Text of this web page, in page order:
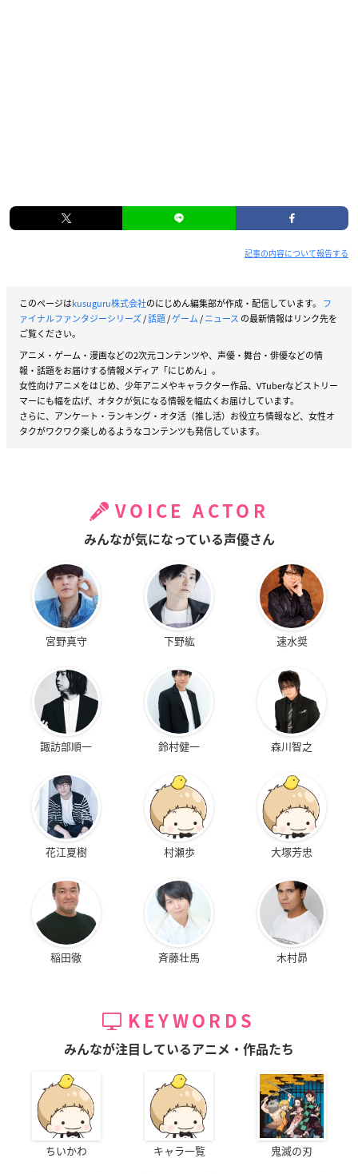
記事の内容について報告する
このページはkusuguru株式会社のにじめん編集部が作成・配信しています。 フ
ァイナルファンタジーシリーズ/話題/ゲーム/ニュース の最新情報はリンク先を
ご覧ください。
アニメ・ゲーム・漫画などの2次元コンテンツや、声優・舞台・俳優などの情
報・話題をお届けする情報メディア「にじめん」。
女性向けアニメをはじめ、少年アニメやキャラクター作品、VTuberなどストリー
マーにも幅を広げ、オタクが気になる情報を幅広くお届けしています。
さらに、アンケート・ランキング・オタ活（推し活）お役立ち情報など、女性オ
タクがワクワク楽しめるようなコンテンツも発信しています。
VOICE ACTOR
みんなが気になっている声優さん
宮野真守 下野紘 速水奨
諏訪部順一 鈴村健一 森川智之
花江夏樹 村瀬歩 大塚芳忠
稲田徹 斉藤壮馬 木村昴
KEYWORDS
みんなが注目しているアニメ・作品たち
ちいかわ キャラ一覧 鬼滅の刃